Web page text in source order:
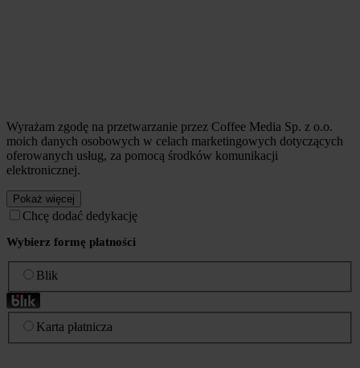
Wyrażam zgodę na przetwarzanie przez Coffee Media Sp. z o.o.
moich danych osobowych w celach marketingowych dotyczących
oferowanych usług, za pomocą środków komunikacji
elektronicznej.
Pokaż więcej
Chcę dodać dedykację
Wybierz formę płatności
Blik
Karta płatnicza